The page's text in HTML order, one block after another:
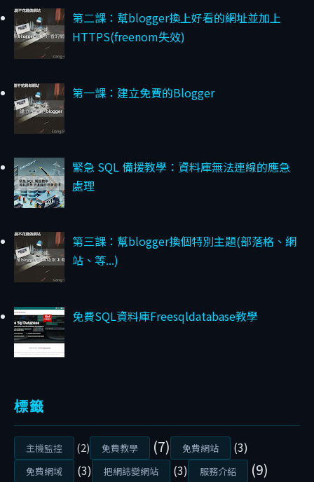
自
訂
F
R
N
O
M
T
T
S
S
L
二
課
：
幫
B
第二課：幫blogger換上好看的網址並加上
HTTPS(freenom失效)
第一課：建立免費的Blogger
緊急 SQL 備援教學：資料庫無法連線的應急
處理
第三課：幫blogger換個特別主題(部落格、網
站、等...)
免費SQL資料庫Freesqldatabase教學
標籤
主機監控 (2) 免費教學 (7) 免費網站 (3)
免費網域 (3) 把網誌變網站 (3) 服務介紹 (9)